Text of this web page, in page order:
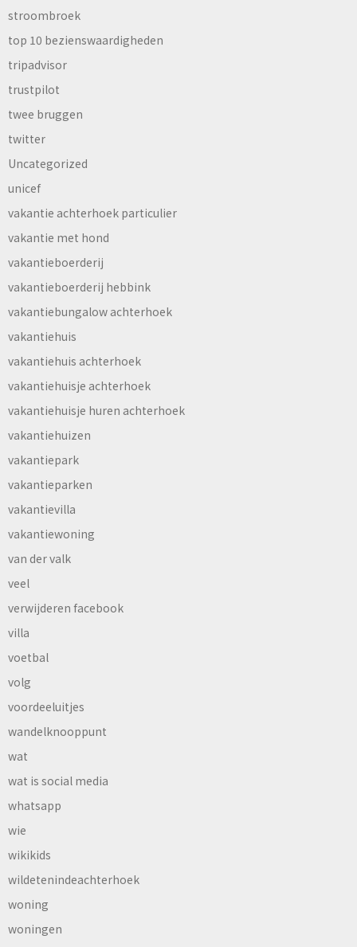
stroombroek
top 10 bezienswaardigheden
tripadvisor
trustpilot
twee bruggen
twitter
Uncategorized
unicef
vakantie achterhoek particulier
vakantie met hond
vakantieboerderij
vakantieboerderij hebbink
vakantiebungalow achterhoek
vakantiehuis
vakantiehuis achterhoek
vakantiehuisje achterhoek
vakantiehuisje huren achterhoek
vakantiehuizen
vakantiepark
vakantieparken
vakantievilla
vakantiewoning
van der valk
veel
verwijderen facebook
villa
voetbal
volg
voordeeluitjes
wandelknooppunt
wat
wat is social media
whatsapp
wie
wikikids
wildetenindeachterhoek
woning
woningen